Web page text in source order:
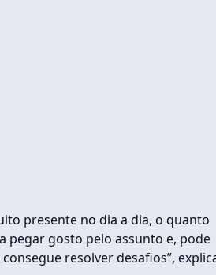
presente no dia a dia, o quanto
pegar gosto pelo assunto e, pode
resolver desafios”,